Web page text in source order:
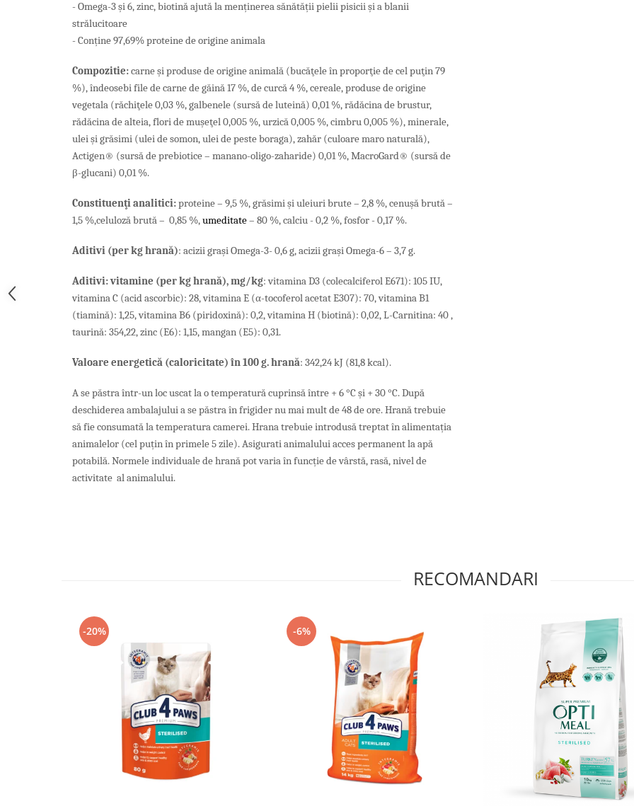
- Omega-3 și 6, zinc, biotină ajută la menținerea sănătății pielii pisicii și a blanii
strălucitoare
- Conține 97,69% proteine ​​de origine animala
Compozitie:carne şi produse de origine animală (bucăţele în proporţie de cel puţin 79
%), îndeosebi file de carne de găină 17 %, de curcă 4 %, cereale, produse de origine
vegetala (răchiţele 0,03 %, galbenele (sursă de luteină) 0,01 %, rădăcina de brustur,
rădăcina de alteia, flori de muşeţel 0,005 %, urzică 0,005 %, cimbru 0,005 %), minerale,
ulei şi grăsimi (ulei de somon, ulei de peste boraga), zahăr (culoare maro naturală),
Actigen® (sursă de prebiotice – manano-oligo-zaharide) 0,01 %, MacroGard® (sursă de
β-glucani) 0,01 %.
Constituenţi analitici:proteine – 9,5 %, grăsimi şi uleiuri brute – 2,8 %,cenuşă brută –
1,5 %,celuloză brută – 0,85 %,umeditate– 80 %, calciu - 0,2 %, fosfor - 0,17 %.
Aditivi (per kg hrană): acizii graşi Omega-3- 0,6 g, acizii grași Omega-6 – 3,7 g.
Aditivi: vitamine (per kg hrană), mg/kg: vitamina D3 (colecalciferol E671): 105 IU,
vitamina C (acid ascorbic): 28, vitamina E (α-tocoferol acetat E307): 70, vitamina B1
(tiamină): 1,25, vitamina B6 (piridoxină): 0,2, vitamina H (biotină): 0,02, L-Carnitina: 40 ,
taurină: 354,22, zinc (E6): 1,15, mangan (E5): 0,31.
Valoare energetică (caloricitate) în 100 g. hrană: 342,24 kJ (81,8 kcal).
A se păstra într-un loc uscat la o temperatură cuprinsă între + 6 °C și + 30 °C. După
deschiderea ambalajului a se păstra în frigider nu mai mult de 48 de ore. Hrană trebuie
să fie consumată la temperatura camerei. Hrana trebuie introdusă treptat în alimentația
animalelor (cel puțin în primele 5 zile). Asigurati animalului acces permanent la apă
potabilă. Normele individuale de hrană pot varia în funcție de vârstă, rasă, nivel de
activitate al animalului.
RECOMANDARI
-20% -6%